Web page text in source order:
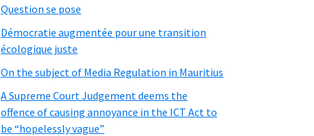
Question se pose
Démocratie augmentée pour une transition
écologique juste
On the subject of Media Regulation in Mauritius
A Supreme Court Judgement deems the
offence of causing annoyance in the ICT Act to
be “hopelessly vague”